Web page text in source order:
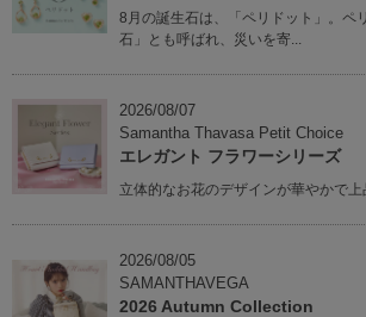
8月の誕生石は、「ペリドット」。ペ
石」とも呼ばれ、災いを寄...
2026/08/07
Samantha Thavasa Petit Choice
エレガント フラワーシリーズ
立体的なお花のデザインが華やかで上
2026/08/05
SAMANTHAVEGA
2026 Autumn Collection